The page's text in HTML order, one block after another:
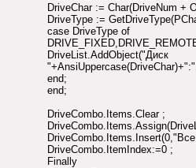
DriveChar := Char(DriveNum +
DriveType :=
case DriveType of
DriveList.AddObject("Диск
end;
end;
DriveCombo.Items.Clear ;
DriveCombo.ItemIndex:=0 ;
Finally